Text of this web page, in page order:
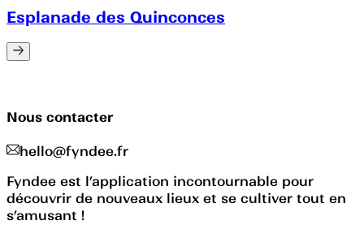
Esplanade des Quinconces
Nous contacter
hello@fyndee.fr
Fyndee est l’application incontournable pour
découvrir de nouveaux lieux et se cultiver tout en
s’amusant !